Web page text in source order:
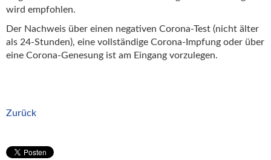
wird empfohlen.
Der Nachweis über einen negativen Corona-Test (nicht älter
als 24-Stunden), eine vollständige Corona-Impfung oder über
eine Corona-Genesung ist am Eingang vorzulegen.
Zurück